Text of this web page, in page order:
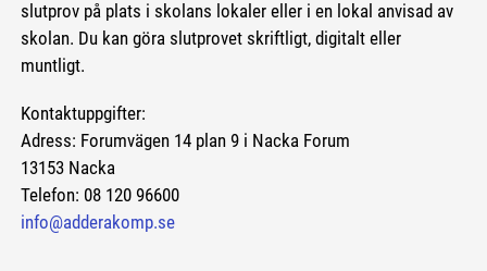
slutprov på plats i skolans lokaler eller i en lokal anvisad av
skolan. Du kan göra slutprovet skriftligt, digitalt eller
muntligt.
Kontaktuppgifter:
Adress: Forumvägen 14 plan 9 i Nacka Forum
13153 Nacka
Telefon: 08 120 96600
info@adderakomp.se